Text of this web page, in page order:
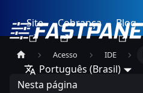
Site Cobrança Blog
Português (Brasil)
Acesso IDE
Nesta página